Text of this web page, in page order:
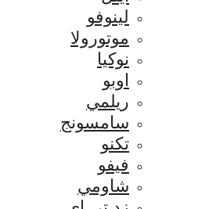
لينوفو
موتورولا
نوكيا
اوبو
ريلمي
سامسونج
تكنو
فيفو
شاومي